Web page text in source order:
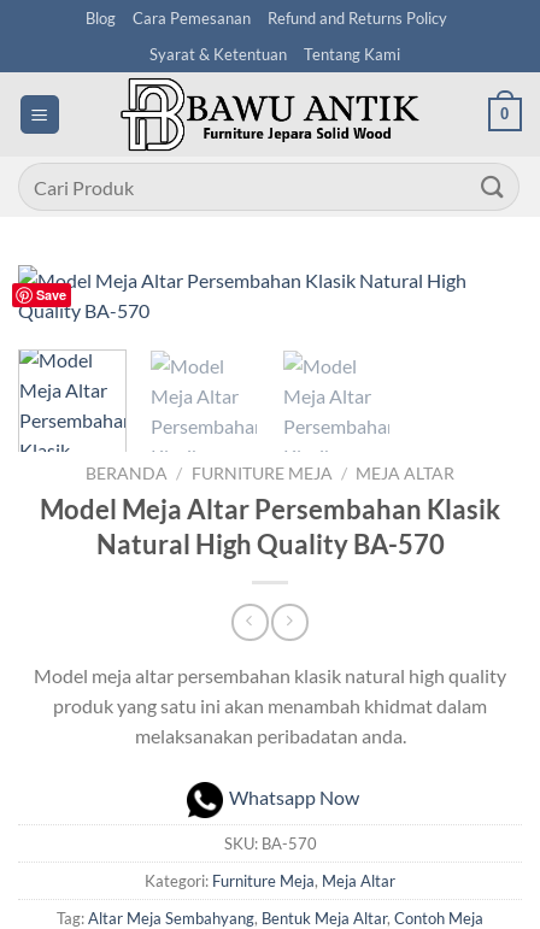
content
Blog Cara Pemesanan
Refund and Returns Policy
Syarat & Ketentuan
Tentang Kami
0
Pencarian
untuk:
Save
BERANDA / FURNITURE MEJA / MEJA ALTAR
Model Meja Altar Persembahan Klasik
Natural High Quality BA-570
Model meja altar persembahan klasik natural high quality
produk yang satu ini akan menambah khidmat dalam
melaksanakan peribadatan anda.
Whatsapp Now
SKU: BA-570
Kategori: Furniture Meja, Meja Altar
Tag:Altar Meja Sembahyang, Bentuk Meja Altar, Contoh Meja